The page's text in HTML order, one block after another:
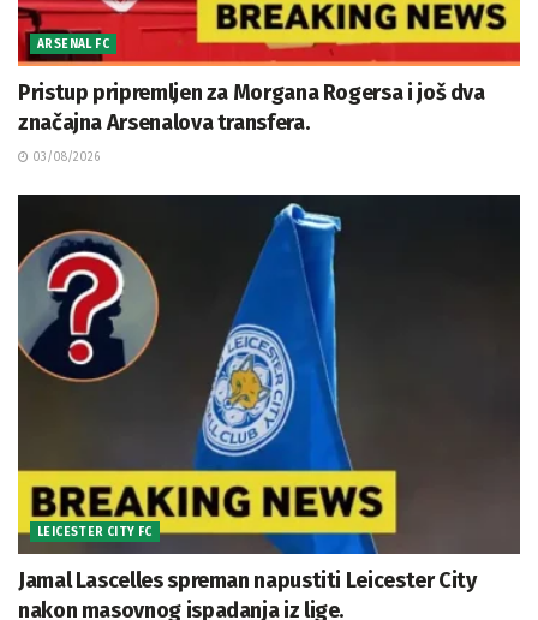
ARSENAL FC
Pristup pripremljen za Morgana Rogersa i još dva
značajna Arsenalova transfera.
03/08/2026
LEICESTER CITY FC
Jamal Lascelles spreman napustiti Leicester City
nakon masovnog ispadanja iz lige.